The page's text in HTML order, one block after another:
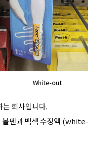
White-out
회사입니다.
볼펜과 백색 수정액